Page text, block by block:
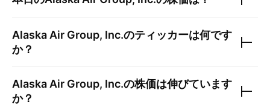
Alaska Air Group, Inc.のティッカーは何です
か？
Alaska Air Group, Inc.の株価は伸びています
か？